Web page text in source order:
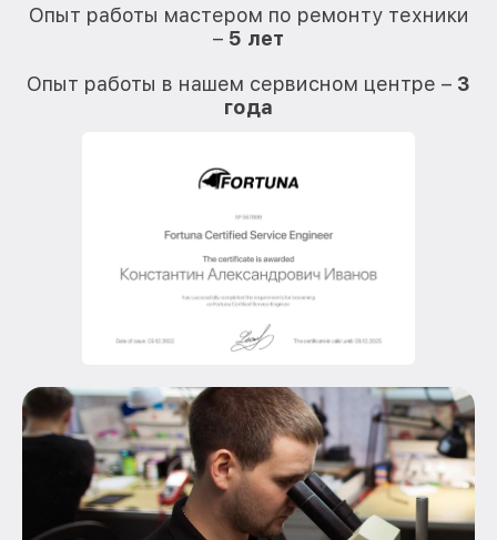
Опыт работы мастером по ремонту техники
– 5 лет
Опыт работы в нашем сервисном центре – 3
года